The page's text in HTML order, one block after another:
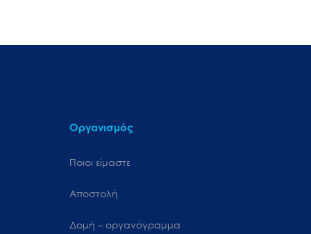
Οργανισμός
Ποιοι είμαστε
Αποστολή
Δομή – οργανόγραμμα